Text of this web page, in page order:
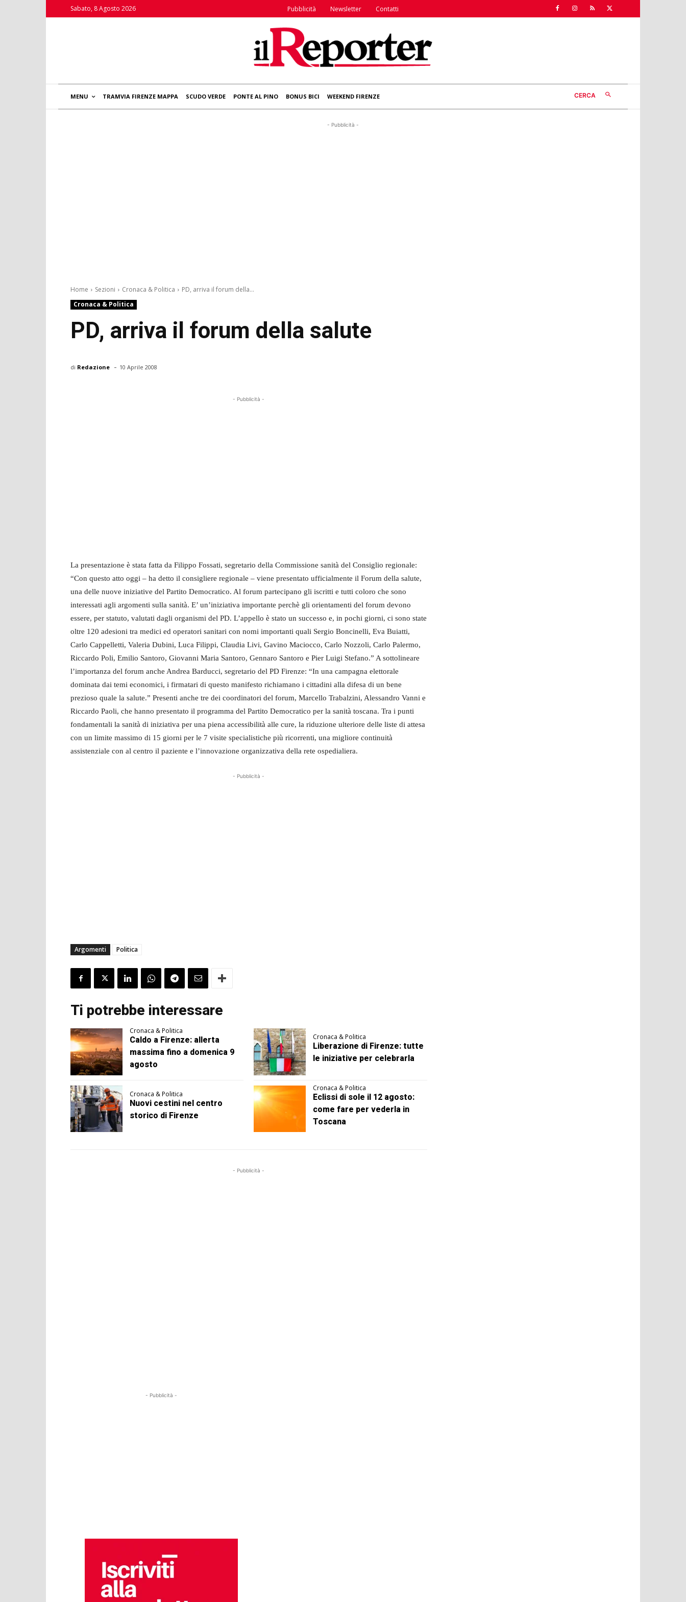
Sabato, 8 Agosto 2026 Pubblicità Newsletter Contatti
MENU TRAMVIA FIRENZE MAPPA SCUDO VERDE PONTE AL PINO BONUS BICI WEEKEND FIRENZE CERCA
- Pubblicità -
Home Sezioni Cronaca & Politica
PD, arriva il forum della...
Cronaca & Politica
PD, arriva il forum della salute
di Redazione - 10 Aprile 2008
- Pubblicità -
La presentazione è stata fatta da Filippo Fossati, segretario della Commissione sanità del Consiglio regionale:
“Con questo atto oggi – ha detto il consigliere regionale – viene presentato ufficialmente il Forum della salute,
una delle nuove iniziative del Partito Democratico. Al forum partecipano gli iscritti e tutti coloro che sono
interessati agli argomenti sulla sanità. E’ un’iniziativa importante perchè gli orientamenti del forum devono
essere, per statuto, valutati dagli organismi del PD. L’appello è stato un successo e, in pochi giorni, ci sono state
oltre 120 adesioni tra medici ed operatori sanitari con nomi importanti quali Sergio Boncinelli, Eva Buiatti,
Carlo Cappelletti, Valeria Dubini, Luca Filippi, Claudia Livi, Gavino Maciocco, Carlo Nozzoli, Carlo Palermo,
Riccardo Poli, Emilio Santoro, Giovanni Maria Santoro, Gennaro Santoro e Pier Luigi Stefano.” A sottolineare
l’importanza del forum anche Andrea Barducci, segretario del PD Firenze: “In una campagna elettorale
dominata dai temi economici, i firmatari di questo manifesto richiamano i cittadini alla difesa di un bene
prezioso quale la salute.” Presenti anche tre dei coordinatori del forum, Marcello Trabalzini, Alessandro Vanni e
Riccardo Paoli, che hanno presentato il programma del Partito Democratico per la sanità toscana. Tra i punti
fondamentali la sanità di iniziativa per una piena accessibilità alle cure, la riduzione ulteriore delle liste di attesa
con un limite massimo di 15 giorni per le 7 visite specialistiche più ricorrenti, una migliore continuità
assistenziale con al centro il paziente e l’innovazione organizzativa della rete ospedialiera.
- Pubblicità -
Argomenti Politica
Ti potrebbe interessare
Cronaca & Politica
Caldo a Firenze: allerta
massima fino a domenica 9
agosto
Cronaca & Politica
Liberazione di Firenze: tutte
le iniziative per celebrarla
Cronaca & Politica
Nuovi cestini nel centro
storico di Firenze
Cronaca & Politica
Eclissi di sole il 12 agosto:
come fare per vederla in
Toscana
- Pubblicità -
- Pubblicità -